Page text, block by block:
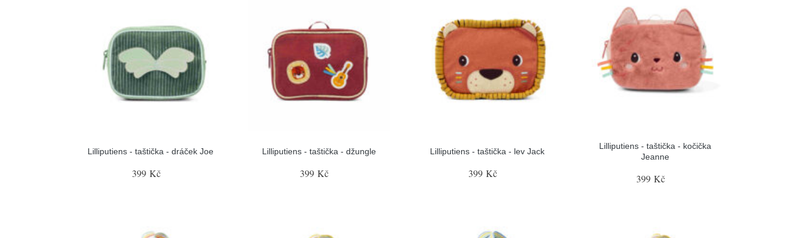
Lilliputiens - taštička - dráček Joe
399 Kč
Lilliputiens - taštička - džungle
399 Kč
Lilliputiens - taštička - lev Jack
399 Kč
Lilliputiens - taštička - kočička
Jeanne
399 Kč